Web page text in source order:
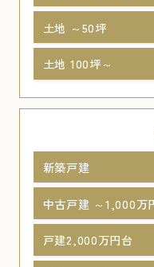
土地 ～50坪
土地 100坪～
新築戸建
中古戸建 ～1,000万
戸建2,000万円台